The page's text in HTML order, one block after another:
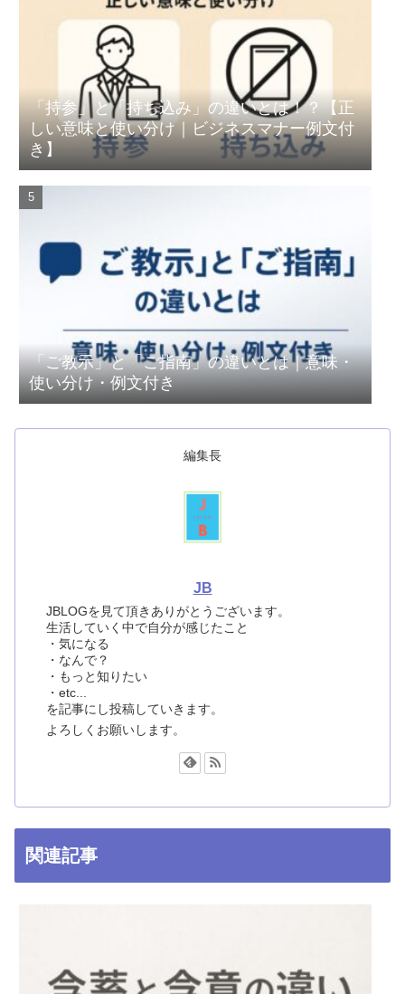
「持参」と「持ち込み」の違いとは！？【正
しい意味と使い分け｜ビジネスマナー例文付
き】
「ご教示」と「ご指南」の違いとは｜意味・
使い分け・例文付き
編集長
JB
JBLOGを見て頂きありがとうございます。
生活していく中で自分が感じたこと
・気になる
・なんで？
・もっと知りたい
・etc...
を記事にし投稿していきます。
よろしくお願いします。
関連記事